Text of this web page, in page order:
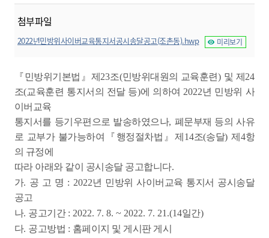
첨부파일
2022년민방위사이버교육통지서공시송달공고(조촌동).hwp 미리보기
『 민방위기본법 』 제 23조(민방위대원의 교육훈련) 및 제 24
조(교육훈련 통지서의 전달 등)에 의하여 2022년 민방위 사
이버교육
통지서를 등기우편으로 발송하였으나, 폐문부재 등의 사유
로 교부가 불가능하여
『 행정절차법 』제 14조(송달)제 4항
의 규정에
따라 아래와 같이 공시송달 공고합니다.
가. 공 고 명 : 2022년 민방위 사이버교육 통지서 공시송달
공고
나. 공고기간 : 2022. 7. 8. ~ 2022. 7. 21.(14일간)
다. 공고방법 : 홈페이지 및 게시판 게시